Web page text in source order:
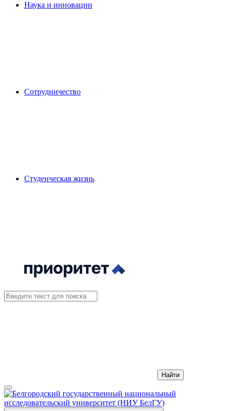
Наука и инновации
Сотрудничество
Студенческая жизнь
Найти